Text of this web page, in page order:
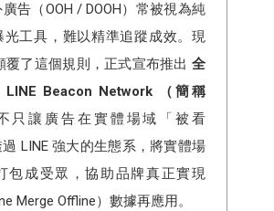
告（OOH / DOOH）常被視為純
光工具，難以精準追蹤成效。現
覆了這個規則，正式宣布推出 全
Beacon Network （簡稱
只讓廣告在實體場域「被看
過 LINE 強大的生態系，將實體場
包成受眾，協助品牌真正實現
Merge Offline）數據再應用。